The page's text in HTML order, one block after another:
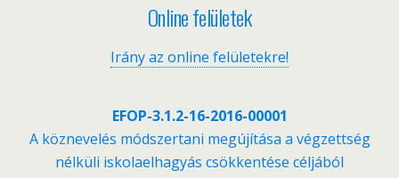
Online felületek
Irány az online felületekre!
EFOP-3.1.2-16-2016-00001
A köznevelés módszertani megújítása a végzettség
nélküli iskolaelhagyás csökkentése céljából